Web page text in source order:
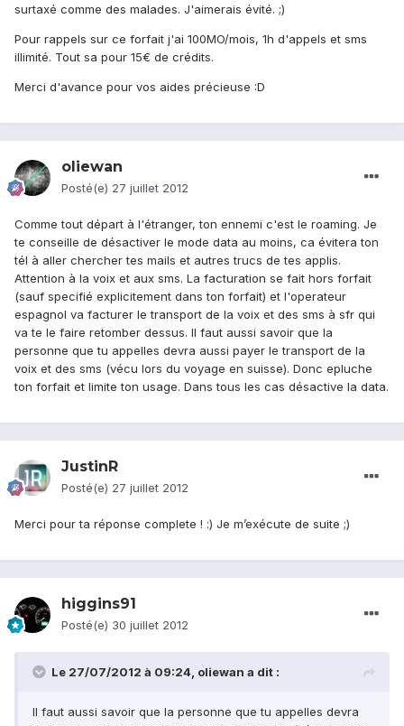
surtaxé comme des malades. J'aimerais évité. ;)
Pour rappels sur ce forfait j'ai 100MO/mois, 1h d'appels et sms
illimité. Tout sa pour 15€ de crédits.
Merci d'avance pour vos aides précieuse :D
oliewan
Posté(e) 27 juillet 2012
Comme tout départ à l'étranger, ton ennemi c'est le roaming. Je
te conseille de désactiver le mode data au moins, ca évitera ton
tél à aller chercher tes mails et autres trucs de tes applis.
Attention à la voix et aux sms. La facturation se fait hors forfait
(sauf specifié explicitement dans ton forfait) et l'operateur
espagnol va facturer le transport de la voix et des sms à sfr qui
va te le faire retomber dessus. Il faut aussi savoir que la
personne que tu appelles devra aussi payer le transport de la
voix et des sms (vécu lors du voyage en suisse). Donc epluche
ton forfait et limite ton usage. Dans tous les cas désactive la data.
JustinR
Posté(e) 27 juillet 2012
Merci pour ta réponse complete ! :) Je m’exécute de suite ;)
higgins91
Posté(e) 30 juillet 2012
Le 27/07/2012 à 09:24, oliewan a dit :
Il faut aussi savoir que la personne que tu appelles devra